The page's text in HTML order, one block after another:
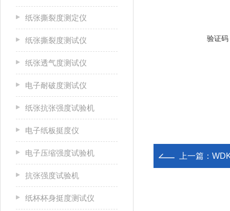
纸张撕裂度测定仪
纸张撕裂度测试仪
纸张透气度测试仪
电子耐破度测试仪
纸张抗张强度试验机
电子纸板挺度仪
电子压缩强度试验机
抗张强度试验机
纸杯杯身挺度测试仪
验证码
上一篇：